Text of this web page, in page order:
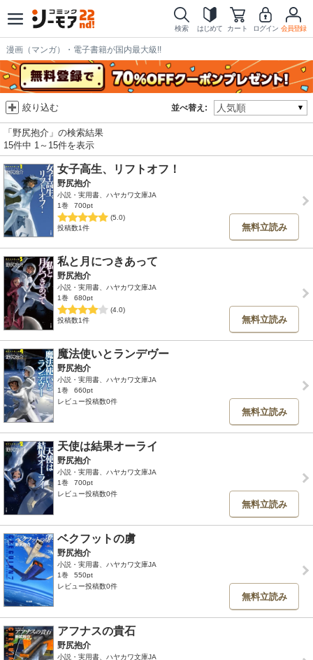
検索 はじめて カート ログイン 会員登録
漫画（マンガ）・電子書籍が国内最大級!!
並べ替え:
絞り込む
「野尻抱介」の検索結果
15件中 1～15件を表示
女子高生、リフトオフ！
野尻抱介
小説・実用書、ハヤカワ文庫JA
1巻
700pt
(5.0)
投稿数1件
無料立読み
私と月につきあって
野尻抱介
小説・実用書、ハヤカワ文庫JA
1巻
680pt
(4.0)
投稿数1件
無料立読み
魔法使いとランデヴー
野尻抱介
小説・実用書、ハヤカワ文庫JA
1巻
660pt
レビュー投稿数0件
無料立読み
天使は結果オーライ
野尻抱介
小説・実用書、ハヤカワ文庫JA
1巻
700pt
レビュー投稿数0件
無料立読み
ベクフットの虜
野尻抱介
小説・実用書、ハヤカワ文庫JA
1巻
550pt
レビュー投稿数0件
無料立読み
アフナスの貴石
野尻抱介
小説・実用書、ハヤカワ文庫JA